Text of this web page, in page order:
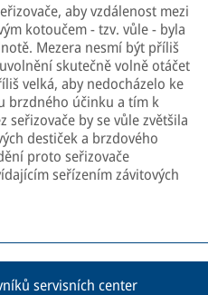
aby vzdálenost mezi
kotoučem - tzv. vůle - byla
Mezera nesmí být příliš
skutečně volně otáčet
velká, aby nedocházelo ke
brzdného účinku a tím k
by se vůle zvětšila
destiček a brzdového
proto seřizovače
seřízením závitových
servisních center